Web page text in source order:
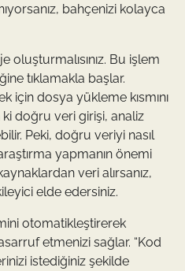
bahçenizi kolayca
oluşturmalısınız. Bu işlem
tıklamakla başlar.
için dosya yükleme kısmını
doğru veri girişi, analiz
Peki, doğru veriyi nasıl
yapmanın önemi
veri alırsanız,
elde edersiniz.
otomatikleştirerek
etmenizi sağlar. “Kod
istediğiniz şekilde